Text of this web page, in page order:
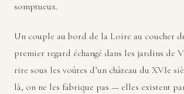
somptueux.
Un couple au bord de la Loire au coucher
premier regard échangé dans les jardins de
rire sous les voûtes d’un château du XVIe
là, on ne les fabrique pas — elles existent